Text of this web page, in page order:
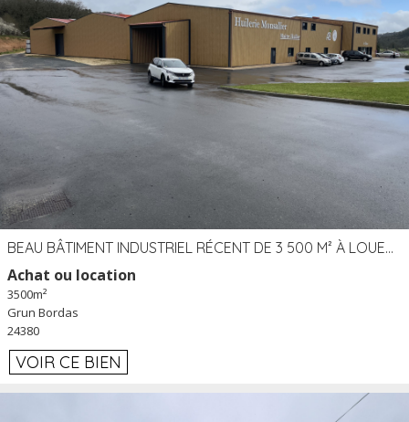
BEAU BÂTIMENT INDUSTRIEL RÉCENT DE 3 500 M² À LOUER OU VENDRE PROCHE PÉRIGUEUX (24)
Achat ou location
3500m²
Grun Bordas
24380
VOIR CE BIEN